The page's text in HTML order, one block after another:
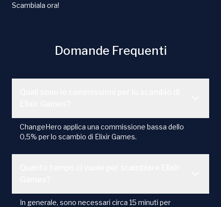
Scambiala ora!
Domande Frequenti
ChangeHero applica una commissione bassa dello
0,5% per lo scambio di Elixir Games.
In generale, sono necessari circa 15 minuti per